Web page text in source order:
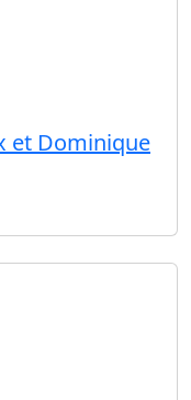
et Dominique